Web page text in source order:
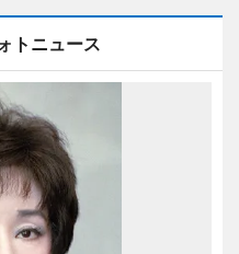
トニュース